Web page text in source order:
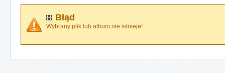
Błąd
Wybrany plik lub album nie istnieje!